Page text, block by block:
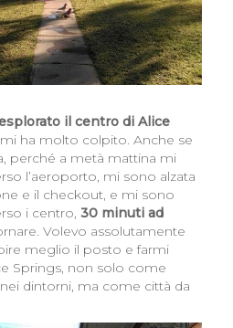
il centro di Alice
ha molto colpito. Anche se
perché a metà mattina mi
l’aeroporto, mi sono alzata
e il checkout, e mi sono
i centro, 30 minuti ad
Volevo assolutamente
meglio il posto e farmi
Springs, non solo come
dintorni, ma come città da